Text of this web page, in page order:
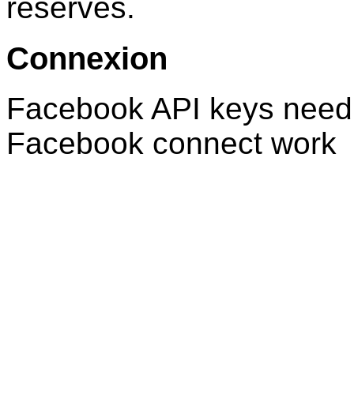
réservés.
Connexion
Facebook API keys
Facebook connect work